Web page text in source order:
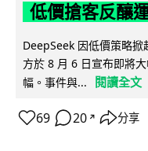
低價搶客反釀
DeepSeek 因低價策略
方於 8 月 6 日宣布即將
幅。事件與...
閱讀全文
69 20 ↗ 分享